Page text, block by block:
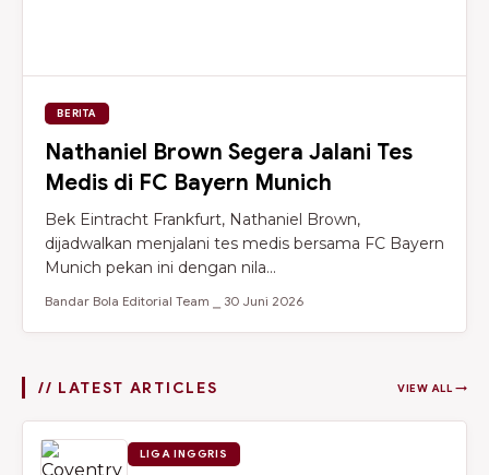
BERITA
Nathaniel Brown Segera Jalani Tes
Medis di FC Bayern Munich
Bek Eintracht Frankfurt, Nathaniel Brown,
dijadwalkan menjalani tes medis bersama FC Bayern
Munich pekan ini dengan nila...
Bandar Bola Editorial Team ⎯ 30 Juni 2026
// LATEST ARTICLES VIEW ALL →
LIGA INGGRIS